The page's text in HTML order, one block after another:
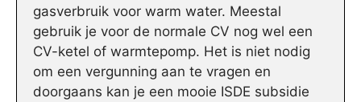
gasverbruik voor warm water. Meestal
gebruik je voor de normale CV nog wel een
CV-ketel of warmtepomp. Het is niet nodig
om een vergunning aan te vragen en
doorgaans kan je een mooie ISDE subsidie